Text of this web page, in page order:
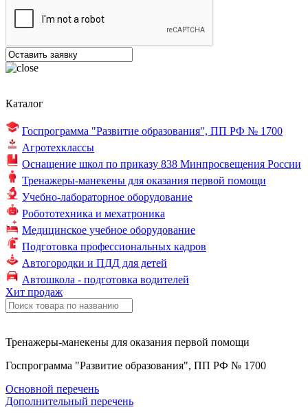
Каталог
Госпрограмма "Развитие образования", ПП РФ № 1700
Агротехклассы
Оснащение школ по приказу 838 Минпросвещения России
Тренажеры-манекены для оказания первой помощи
Учебно-лабораторное оборудование
Робототехника и мехатроника
Медицинское учебное оборудование
Подготовка профессиональных кадров
Автогородки и ПДД для детей
Автошкола - подготовка водителей
Хит продаж
Тренажеры-манекены для оказания первой помощи
Госпрограмма "Развитие образования", ПП РФ № 1700
Основной перечень
Дополнительный перечень